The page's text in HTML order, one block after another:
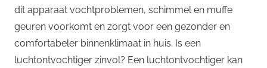
dit apparaat vochtproblemen, schimmel en muffe
geuren voorkomt en zorgt voor een gezonder en
comfortabeler binnenklimaat in huis. Is een
luchtontvochtiger zinvol? Een luchtontvochtiger kan